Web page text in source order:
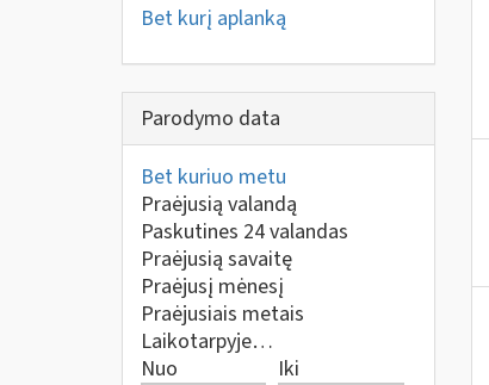
Bet kurį aplanką
Parodymo data
Bet kuriuo metu
Praėjusią valandą
Paskutines 24 valandas
Praėjusią savaitę
Praėjusį mėnesį
Praėjusiais metais
Laikotarpyje…
Nuo
Iki